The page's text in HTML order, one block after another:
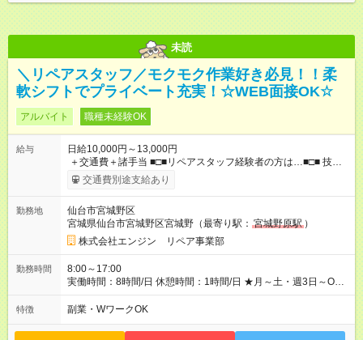
未読
＼リペアスタッフ／モクモク作業好き必見！！柔
軟シフトでプライベート充実！☆WEB面接OK☆
アルバイト 職種未経験OK
給与
日給10,000円～13,000円
＋交通費＋諸手当 ■□■リペアスタッフ経験者の方は…■□■ 技術
チェック後に日給を決定します！ ・現場数に応じて『日給が1.2
倍』！ ・その他手当により『1.5倍』になることも…！ ・その他
交通費規定支給 ◆残業手当あり ◆子供手当あり ◆宿泊手当あり
(2000円/1日) ※宿泊を伴う現場の場合 ◆先輩スタッフの給与例
﹋﹋﹋﹋﹋﹋﹋﹋﹋﹋﹋ ・週5日勤務Aさん ＞＞日給10，000円
×20勤務 ＞＞月収20万円＋諸手当 【試用期間】試用期間あり 試
用期間の長さ：6ヶ月 ※ 雇用形態と給与に、本採用時と異なる部
分があります。 雇用形態：本採用時と同じです。 給与：日
円、 121勤務目から日給10，000円～、 となります。
::::: ::::: ::::: ::::: ::::: ::::::
交通費別途支給あり
勤務地
仙台市宮城野区
宮城県仙台市宮城野区宮城野（最寄り駅： 宮城野原駅 ）
株式会社エンジン リペア事業部
勤務時間
8:00～17:00
実働時間：8時間/日 休憩時間：1時間/日 ★月～土・週3日～OK
★週4～5日入れる方大歓迎！※日時相談OK ★時期により連休取
得も可能！ ＼毎月希望シフト提出で働きやすい！／ 毎月20日ま
談OK
特徴 副業・WワークOK